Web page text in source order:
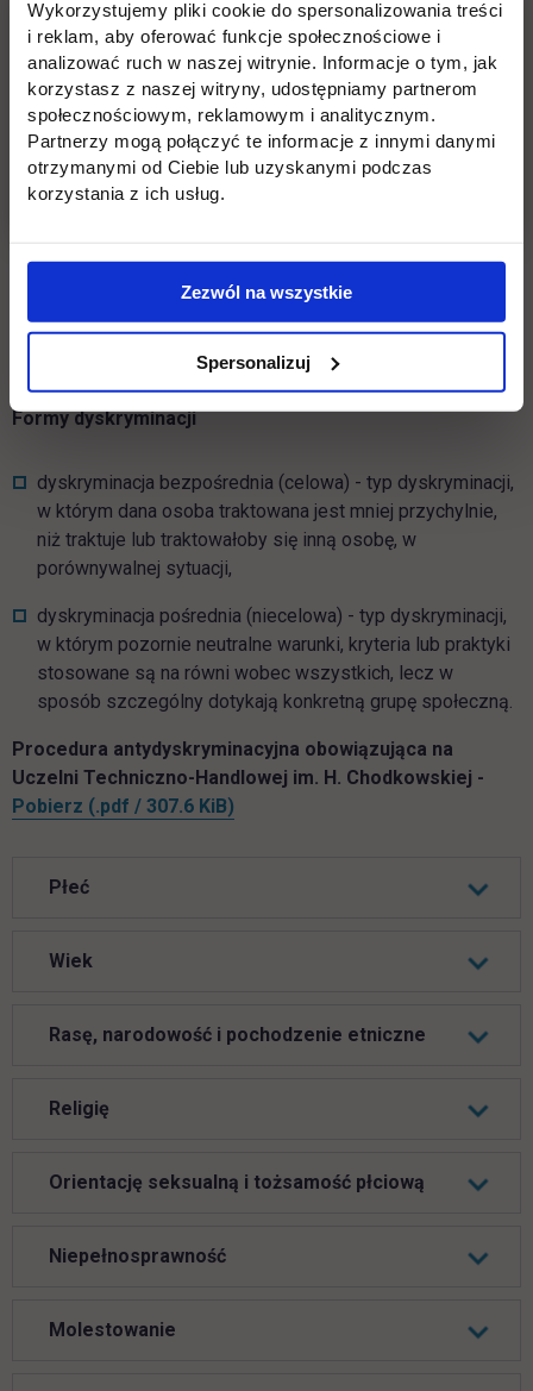
Wykorzystujemy pliki cookie do spersonalizowania treści
i reklam, aby oferować funkcje społecznościowe i
analizować ruch w naszej witrynie. Informacje o tym, jak
korzystasz z naszej witryny, udostępniamy partnerom
społecznościowym, reklamowym i analitycznym.
Partnerzy mogą połączyć te informacje z innymi danymi
otrzymanymi od Ciebie lub uzyskanymi podczas
korzystania z ich usług.
Zezwól na wszystkie
Spersonalizuj
ze względu na rasę, kolor skóry lub grupę etniczną,
ze względu na wyznawaną religię,
ze względu na orientację seksualną,
ze względu na transpłciowość,
ze względu na niepełnosprawność,
Inne formy dyskryminacji.
Formy dyskryminacji
dyskryminacja bezpośrednia (celowa) - typ dyskryminacji,
w którym dana osoba traktowana jest mniej przychylnie,
niż traktuje lub traktowałoby się inną osobę, w
porównywalnej sytuacji,
dyskryminacja pośrednia (niecelowa) - typ dyskryminacji,
w którym pozornie neutralne warunki, kryteria lub praktyki
stosowane są na równi wobec wszystkich, lecz w
sposób szczególny dotykają konkretną grupę społeczną.
Procedura antydyskryminacyjna obowiązująca na
Uczelni Techniczno-Handlowej im. H. Chodkowskiej -
Pobierz Procedura antydyskryminacyjna.pdf
(.pdf / 307.6 KiB)
Płeć
Wiek
Rasę, narodowość i pochodzenie etniczne
Religię
Orientację seksualną i tożsamość płciową
Niepełnosprawność
Molestowanie